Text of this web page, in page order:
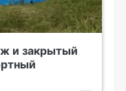
и закрытый